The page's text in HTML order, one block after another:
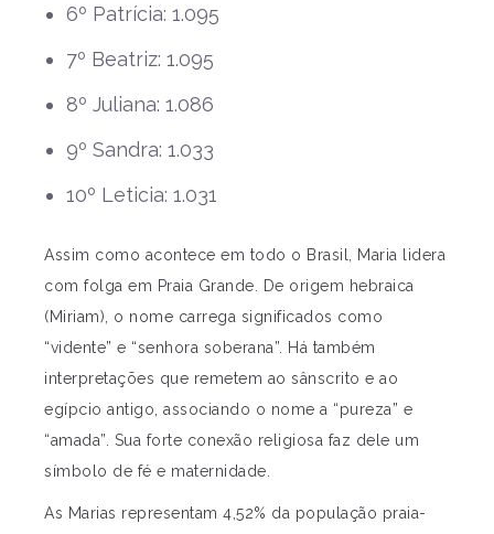
6º Patrícia: 1.095
7º Beatriz: 1.095
8º Juliana: 1.086
9º Sandra: 1.033
10º Leticia: 1.031
Assim como acontece em todo o Brasil, Maria lidera
com folga em Praia Grande. De origem hebraica
(Miriam), o nome carrega significados como
“vidente” e “senhora soberana”. Há também
interpretações que remetem ao sânscrito e ao
egípcio antigo, associando o nome a “pureza” e
“amada”. Sua forte conexão religiosa faz dele um
símbolo de fé e maternidade.
As Marias representam 4,52% da população praia-